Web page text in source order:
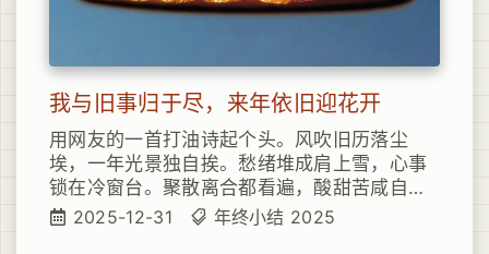
我与旧事归于尽，来年依旧迎花开
用网友的一首打油诗起个头。风吹旧历落尘
埃，一年光景独自挨。愁绪堆成肩上雪，心事
锁在冷窗台。聚散离合都看遍，酸甜苦咸自己
揣。翻篇不问来时路，冷月孤灯向未来。
2025-12-31 年终小结 2025